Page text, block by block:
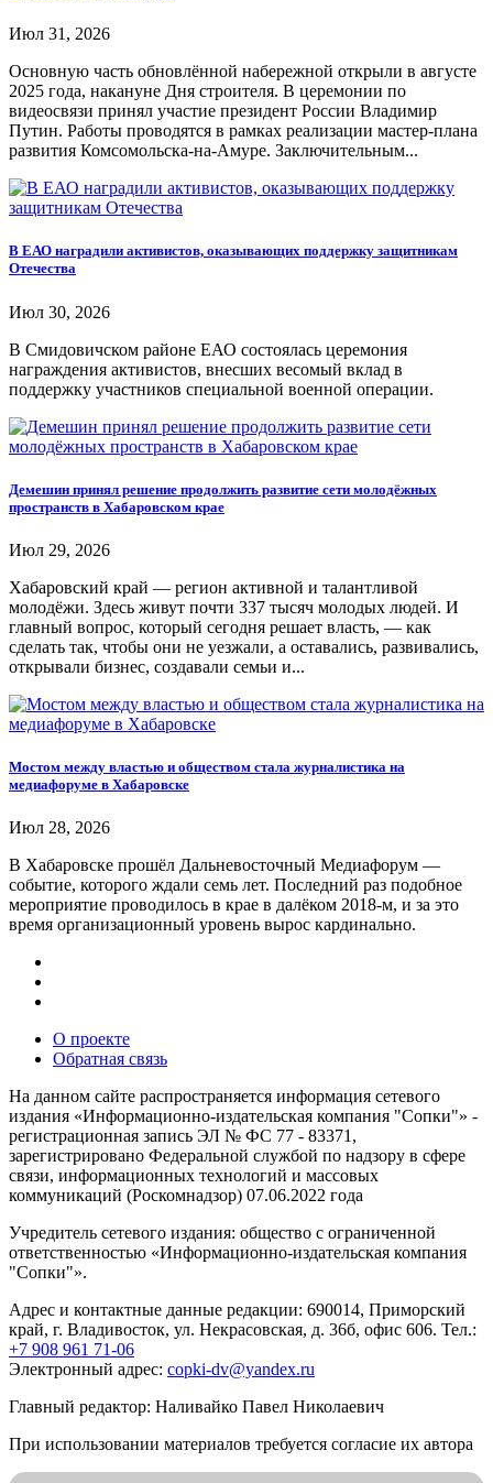
Июл 31, 2026
Основную часть обновлённой набережной открыли в августе
2025 года, накануне Дня строителя. В церемонии по
видеосвязи принял участие президент России Владимир
Путин. Работы проводятся в рамках реализации мастер-плана
развития Комсомольска-на-Амуре. Заключительным...
В ЕАО наградили активистов, оказывающих поддержку защитникам
Отечества
Июл 30, 2026
В Смидовичском районе ЕАО состоялась церемония
награждения активистов, внесших весомый вклад в
поддержку участников специальной военной операции.
Демешин принял решение продолжить развитие сети молодёжных
пространств в Хабаровском крае
Июл 29, 2026
Хабаровский край — регион активной и талантливой
молодёжи. Здесь живут почти 337 тысяч молодых людей. И
главный вопрос, который сегодня решает власть, — как
сделать так, чтобы они не уезжали, а оставались, развивались,
открывали бизнес, создавали семьи и...
Мостом между властью и обществом стала журналистика на
медиафоруме в Хабаровске
Июл 28, 2026
В Хабаровске прошёл Дальневосточный Медиафорум —
событие, которого ждали семь лет. Последний раз подобное
мероприятие проводилось в крае в далёком 2018-м, и за это
время организационный уровень вырос кардинально.
О проекте
Обратная связь
На данном сайте распространяется информация сетевого
издания «Информационно-издательская компания "Сопки"» -
регистрационная запись ЭЛ № ФС 77 - 83371,
зарегистрировано Федеральной службой по надзору в сфере
связи, информационных технологий и массовых
коммуникаций (Роскомнадзор) 07.06.2022 года
Учредитель сетевого издания: общество с ограниченной
ответственностью «Информационно-издательская компания
"Сопки"».
Адрес и контактные данные редакции: 690014, Приморский
край, г. Владивосток, ул. Некрасовская, д. 36б, офис 606. Тел.:
+7 908 961 71-06
Электронный адрес: copki-dv@yandex.ru
Главный редактор: Наливайко Павел Николаевич
При использовании материалов требуется согласие их автора